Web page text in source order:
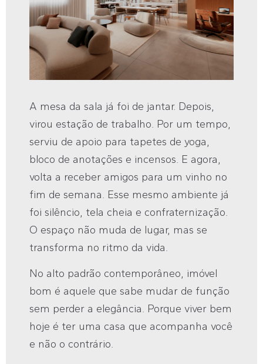
A mesa da sala já foi de jantar. Depois,
virou estação de trabalho. Por um tempo,
serviu de apoio para tapetes de yoga,
bloco de anotações e incensos. E agora,
volta a receber amigos para um vinho no
fim de semana. Esse mesmo ambiente já
foi silêncio, tela cheia e confraternização.
O espaço não muda de lugar, mas se
transforma no ritmo da vida.
No alto padrão contemporâneo, imóvel
bom é aquele que sabe mudar de função
sem perder a elegância. Porque viver bem
hoje é ter uma casa que acompanha você
e não o contrário.